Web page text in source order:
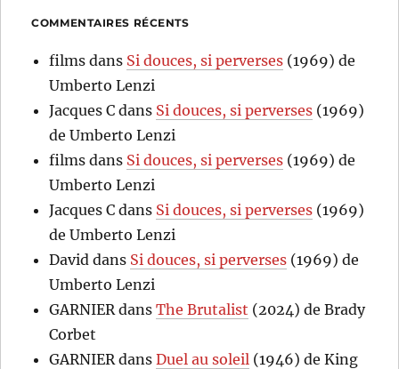
COMMENTAIRES RÉCENTS
films dans Si douces, si perverses (1969) de
Umberto Lenzi
Jacques C dans Si douces, si perverses (1969)
de Umberto Lenzi
films dans Si douces, si perverses (1969) de
Umberto Lenzi
Jacques C dans Si douces, si perverses (1969)
de Umberto Lenzi
David dans Si douces, si perverses (1969) de
Umberto Lenzi
GARNIER dansThe Brutalist (2024) de Brady
Corbet
GARNIER dansDuel au soleil (1946) de King